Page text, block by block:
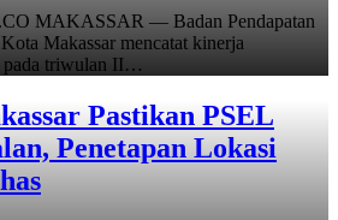
MAKASSAR — Badan Pendapatan
Makassar mencatat kinerja
pada triwulan II…
Pastikan PSEL
Penetapan Lokasi